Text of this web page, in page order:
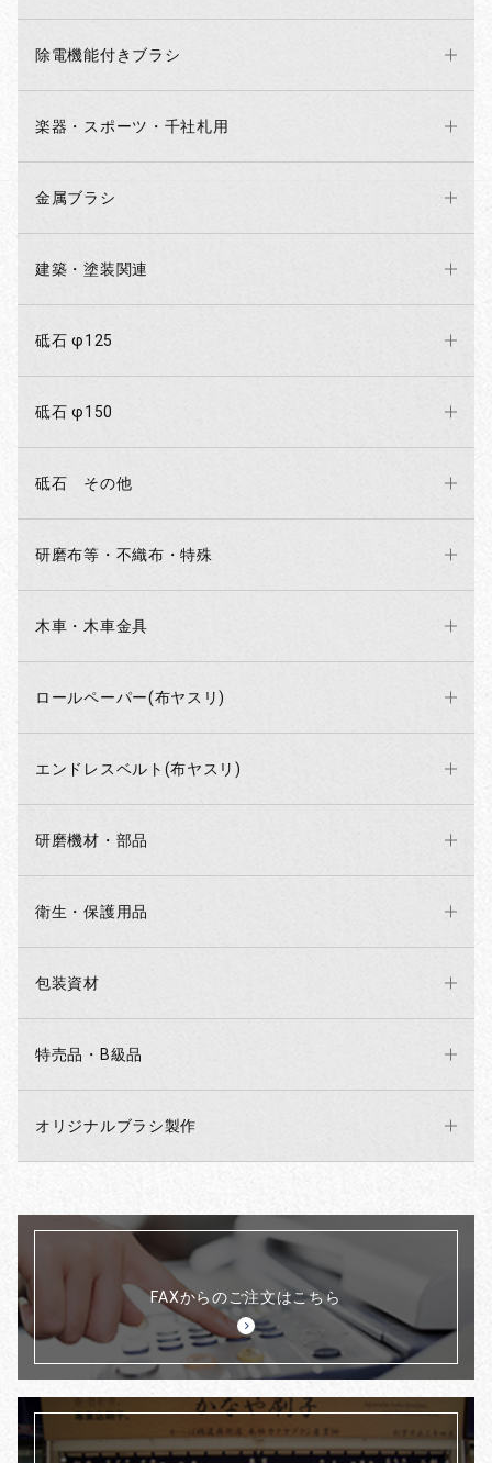
除電機能付きブラシ
楽器・スポーツ・千社札用
金属ブラシ
建築・塗装関連
砥石 φ125
砥石 φ150
砥石 その他
研磨布等・不織布・特殊
木車・木車金具
ロールペーパー(布ヤスリ)
エンドレスベルト(布ヤスリ)
研磨機材・部品
衛生・保護用品
包装資材
特売品・B級品
オリジナルブラシ製作
FAXからのご注文はこちら